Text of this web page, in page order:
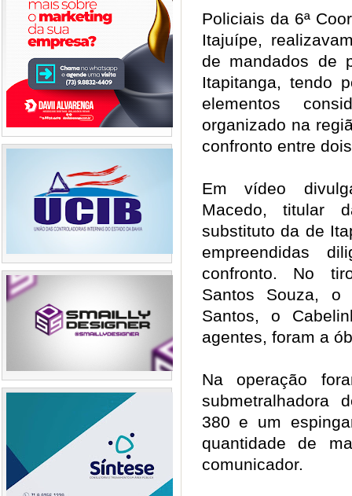
Policiais da 6ª
Itajuípe,
de mandados de
Itapitanga, tendo
elementos
organizado na
confronto entre
Em vídeo
Macedo, titular
substituto da de
empreendidas
confronto. No
Santos Souza,
Santos, o
agentes, foram a
Na operação
submetralhadora
380 e um
quantidade de
comunicador.